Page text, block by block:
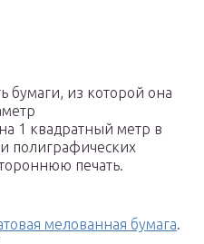
бумаги, из которой она
1 квадратный метр в
полиграфических
печать.
мелованная бумага.